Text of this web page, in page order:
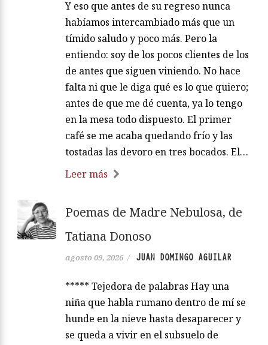
Y eso que antes de su regreso nunca
habíamos intercambiado más que un
tímido saludo y poco más. Pero la
entiendo: soy de los pocos clientes de los
de antes que siguen viniendo. No hace
falta ni que le diga qué es lo que quiero;
antes de que me dé cuenta, ya lo tengo
en la mesa todo dispuesto. El primer
café se me acaba quedando frío y las
tostadas las devoro en tres bocados. El…
Leer más
Poemas de Madre Nebulosa, de
Tatiana Donoso
agosto 09, 2026 / JUAN DOMINGO AGUILAR
***** Tejedora de palabras Hay una
niña que habla rumano dentro de mí se
hunde en la nieve hasta desaparecer y
se queda a vivir en el subsuelo de